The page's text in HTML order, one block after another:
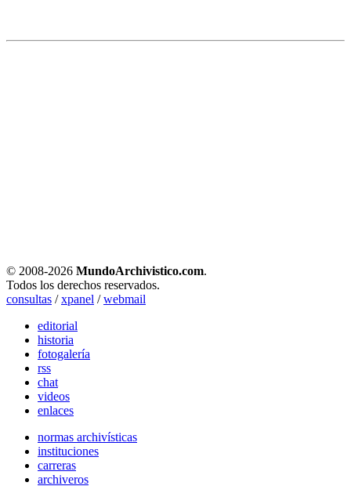
© 2008-2026 MundoArchivistico.com.
Todos los derechos reservados.
consultas /xpanel /webmail
editorial
historia
fotogalería
rss
chat
videos
enlaces
normas archivísticas
instituciones
carreras
archiveros